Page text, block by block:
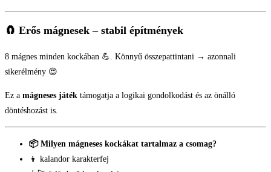
🧲 Erős mágnesek – stabil építmények
8 mágnes minden kockában 💪. Könnyű összepattintani → azonnali
sikerélmény 😍
Ez a mágneses játék támogatja a logikai gondolkodást és az önálló
döntéshozást is.
📦 Milyen mágneses kockákat tartalmaz a csomag?
👦 kalandor karakterfej